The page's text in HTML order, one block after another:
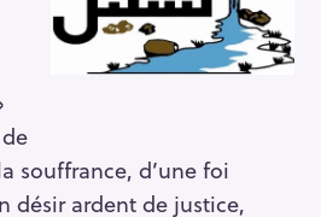
souffrance, d’une foi
désir ardent de justice,